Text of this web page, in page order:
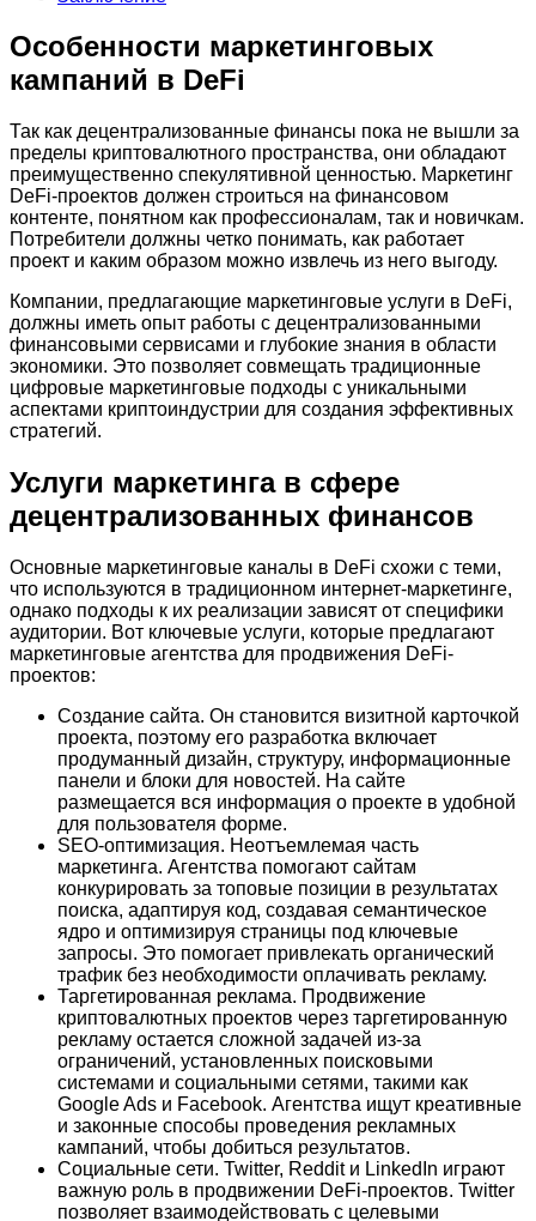
Особенности маркетинговых
кампаний в DeFi
Так как децентрализованные финансы пока не вышли за
пределы криптовалютного пространства, они обладают
преимущественно спекулятивной ценностью. Маркетинг
DeFi-проектов должен строиться на финансовом
контенте, понятном как профессионалам, так и новичкам.
Потребители должны четко понимать, как работает
проект и каким образом можно извлечь из него выгоду.
Компании, предлагающие маркетинговые услуги в DeFi,
должны иметь опыт работы с децентрализованными
финансовыми сервисами и глубокие знания в области
экономики. Это позволяет совмещать традиционные
цифровые маркетинговые подходы с уникальными
аспектами криптоиндустрии для создания эффективных
стратегий.
Услуги маркетинга в сфере
децентрализованных финансов
Основные маркетинговые каналы в DeFi схожи с теми,
что используются в традиционном интернет-маркетинге,
однако подходы к их реализации зависят от специфики
аудитории. Вот ключевые услуги, которые предлагают
маркетинговые агентства для продвижения DeFi-
проектов:
Создание сайта. Он становится визитной карточкой
проекта, поэтому его разработка включает
продуманный дизайн, структуру, информационные
панели и блоки для новостей. На сайте
размещается вся информация о проекте в удобной
для пользователя форме.
SEO-оптимизация. Неотъемлемая часть
маркетинга. Агентства помогают сайтам
конкурировать за топовые позиции в результатах
поиска, адаптируя код, создавая семантическое
ядро и оптимизируя страницы под ключевые
запросы. Это помогает привлекать органический
трафик без необходимости оплачивать рекламу.
Таргетированная реклама. Продвижение
криптовалютных проектов через таргетированную
рекламу остается сложной задачей из-за
ограничений, установленных поисковыми
системами и социальными сетями, такими как
Google Ads и Facebook. Агентства ищут креативные
и законные способы проведения рекламных
кампаний, чтобы добиться результатов.
Социальные сети. Twitter, Reddit и LinkedIn играют
важную роль в продвижении DeFi-проектов. Twitter
позволяет взаимодействовать с целевыми